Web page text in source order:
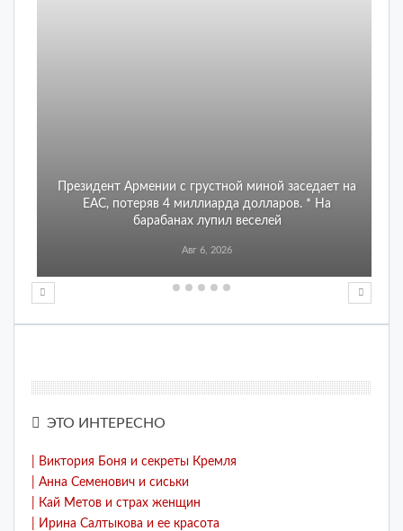
Президент Армении с грустной миной заседает на
ЕАС, потеряв 4 миллиарда долларов. * На
барабанах лупил веселей
Авг 6, 2026
ЭТО ИНТЕРЕСНО
| Виктория Боня и секреты Кремля
| Анна Семенович и сиськи
| Кай Метов и страх женщин
| Ирина Салтыкова и ее красота